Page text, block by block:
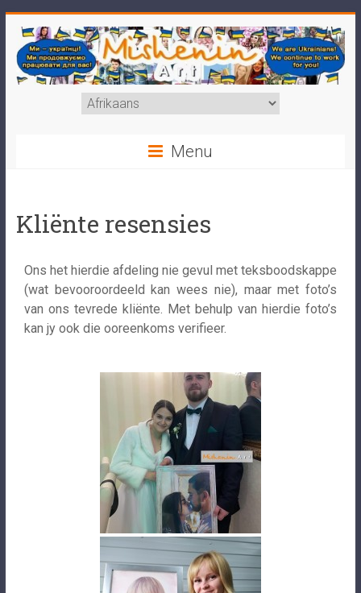
Menu
Kliënte resensies
Ons het hierdie afdeling nie gevul met teksboodskappe
(wat bevooroordeeld kan wees nie), maar met foto’s
van ons tevrede kliënte. Met behulp van hierdie foto’s
kan jy ook die ooreenkoms verifieer.